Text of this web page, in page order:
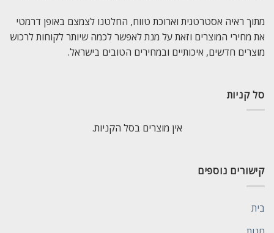
מתוך ראיה אסטרטגית וארוכת טווח, החלטנו לצמצם באופן דרמטי
את מחירי המוצרים וזאת על מנת לאפשר לכמה שיותר לקוחות לרכוש
מוצרים חדשים, איכותיים ובמחירים הטובים בישראל.
סל קניות
אין מוצרים בסל הקניות.
קישורים נוספים
בית